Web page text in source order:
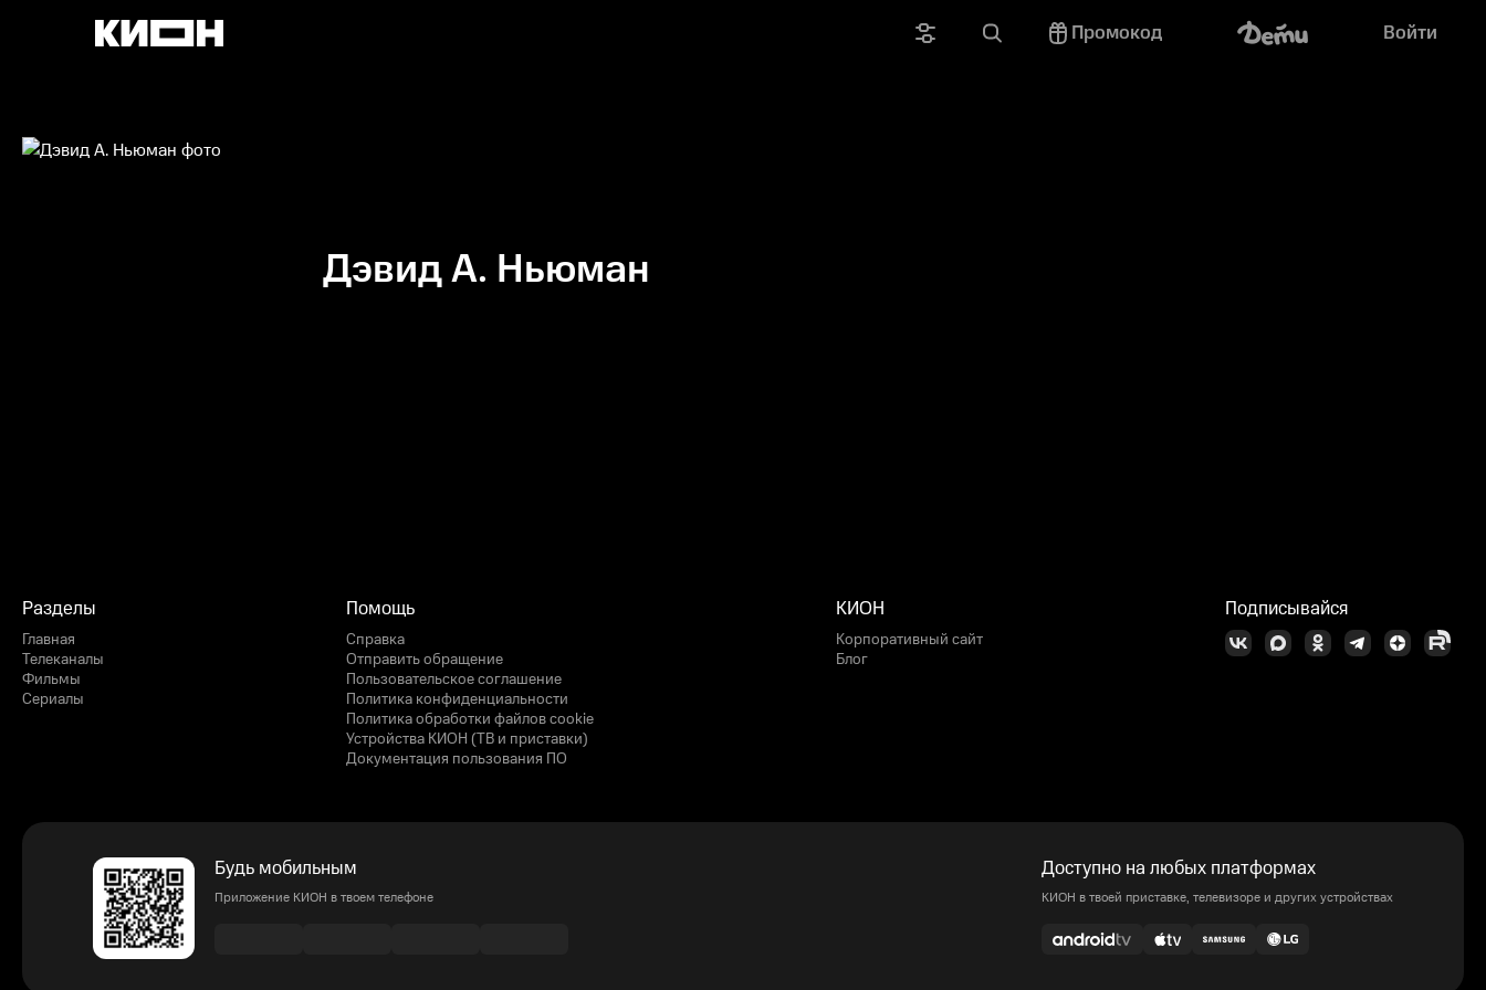
Промокод Войти
Дэвид А. Ньюман
Разделы
Главная
Телеканалы
Фильмы
Сериалы
Помощь
Справка
Отправить обращение
Пользовательское соглашение
Политика конфиденциальности
Политика обработки файлов cookie
Устройства КИОН (ТВ и приставки)
Документация пользования ПО
КИОН
Корпоративный сайт
Блог
Подписывайся
Будь мобильным
Приложение КИОН в твоем телефоне
Доступно на любых платформах
КИОН в твоей приставке, телевизоре и других устройствах